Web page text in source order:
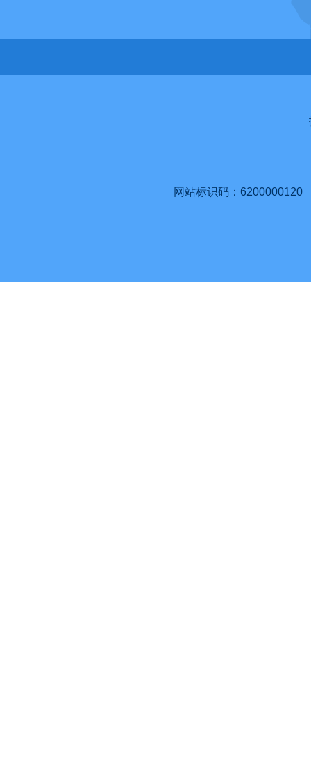
网站标识码：6200000120